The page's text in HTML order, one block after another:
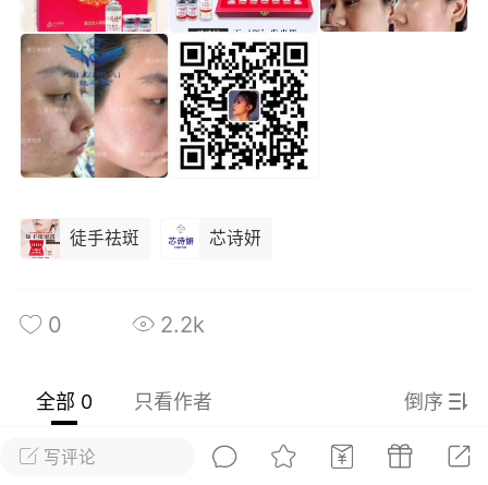
美业357 芯诗妍 卡卡美业
每次200金币
小熊水光
爆汗熊
卡卡动能素
皇斯普拉雅
闪充小白罐
充小白罐 = 闪充大白肌（仪器）× 草本
产品）×极光嫩肤啫喱（产品）这是一套
护...写评论
徒手祛斑 芯诗妍
0 2.2k
全部 0 只看作者 倒序